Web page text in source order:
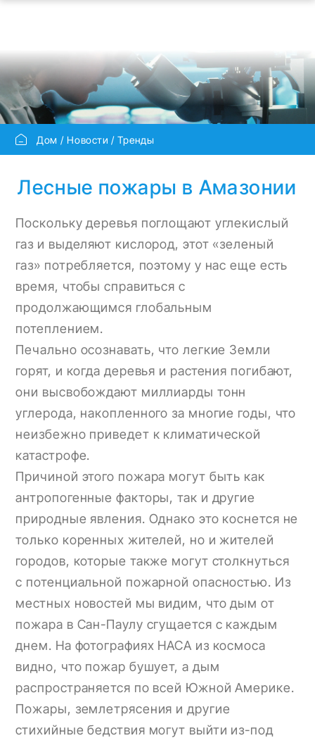
Дом Новости Тренды
Лесные пожары в Амазонии
Поскольку деревья поглощают углекислый
газ и выделяют кислород, этот «зеленый
газ» потребляется, поэтому у нас еще есть
время, чтобы справиться с
продолжающимся глобальным
потеплением.
Печально осознавать, что легкие Земли
горят, и когда деревья и растения погибают,
они высвобождают миллиарды тонн
углерода, накопленного за многие годы, что
неизбежно приведет к климатической
катастрофе.
Причиной этого пожара могут быть как
антропогенные факторы, так и другие
природные явления. Однако это коснется не
только коренных жителей, но и жителей
городов, которые также могут столкнуться
с потенциальной пожарной опасностью. Из
местных новостей мы видим, что дым от
пожара в Сан-Паулу сгущается с каждым
днем. На фотографиях НАСА из космоса
видно, что пожар бушует, а дым
распространяется по всей Южной Америке.
Пожары, землетрясения и другие
стихийные бедствия могут выйти из-под